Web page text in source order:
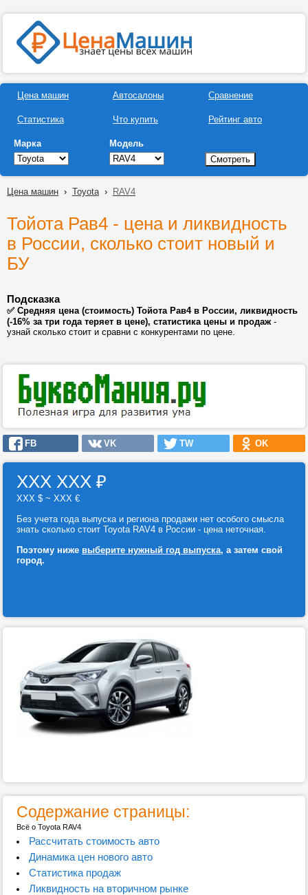
Цена машин
Статистика
Автосалоны
Что купить
Сравнение
Рейтинг авто
Марка Модель
Цена машин › Toyota› RAV4
Тойота Рав4 - цена и ликвидность
в России, сколько стоит новый и
БУ
Подсказка
✅ Средняя цена (стоимость) Тойота Рав4 в России, ликвидность
(-16% за три года теряет в цене), статистика цены и продаж-
узнай сколько стоит и сравни с конкурентами по цене.
FB VK TW OK
ХХХ ХХХ ₽
ХХХ $ ~ ХХХ €
Без учета года выпуска и региона продажи нет особого смысла
знать сколько стоит Toyota RAV4 в России - цена неточная.
Поэтому ниже выберите нужный год выпуска, а затем свой
город.
Содержание страницы:
Всё о Toyota RAV4
Рассчитать стоимость авто
Динамика цен нового авто
Статистика продаж
Ликвидность на вторичном рынке